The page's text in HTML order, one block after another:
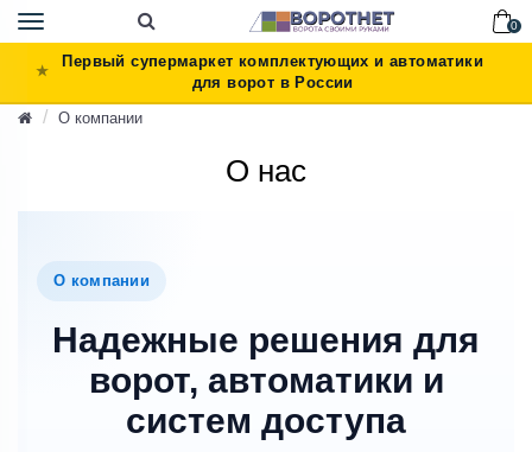
Toggle
navigation
0
Первый супермаркет комплектующих и автоматики
для ворот в России
О компании
О нас
О компании
Надежные решения для
ворот, автоматики и
систем доступа